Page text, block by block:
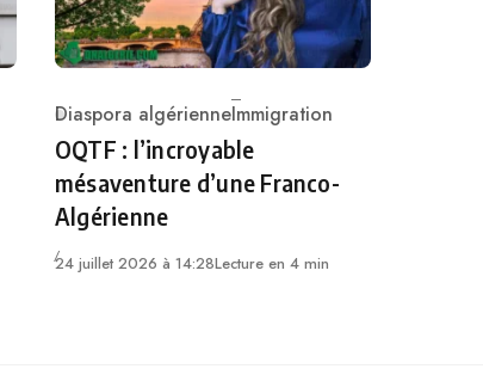
Category
Diaspora algérienneImmigration
OQTF : l’incroyable
mésaventure d’une Franco-
Algérienne
24 juillet 2026 à 14:28Lecture en 4 min